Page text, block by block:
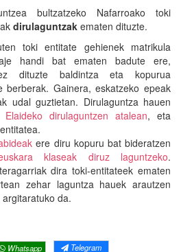
bultzatzeko Nafarroako toki
dirulaguntzak ematen dituzte.
toki entitate gehienek matrikula
handi bat ematen badute ere,
dituzte baldintza eta kopurua
berberak. Gainera, eskatzeko epeak
udal guztietan. Dirulaguntza hauen
Elaideko dirulaguntzen atalean, eta
ere diru kopuru bat bideratzen
klaseak diruz laguntzeko.
dira toki-entitateek ematen
zehar laguntza hauek arautzen
da.
Whatsapp Telegram